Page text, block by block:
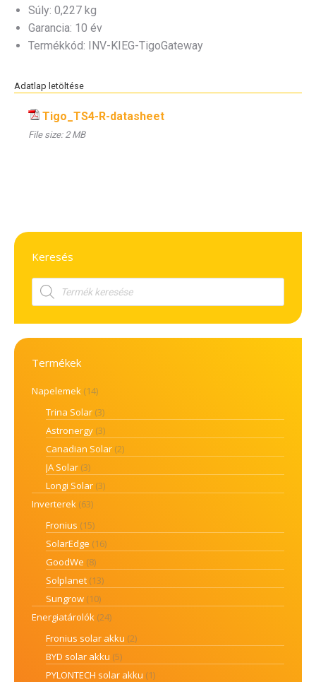
Súly: 0,227 kg
Garancia: 10 év
Termékkód: INV-KIEG-TigoGateway
Adatlap letöltése
Tigo_TS4-R-datasheet
File size:2 MB
Keresés
Products
search
Termékek
Napelemek (14)
Trina Solar (3)
Astronergy (3)
Canadian Solar (2)
JA Solar (3)
Longi Solar (3)
Inverterek (63)
Fronius (15)
SolarEdge (16)
GoodWe (8)
Solplanet (13)
Sungrow (10)
Energiatárolók (24)
Fronius solar akku (2)
BYD solar akku (5)
PYLONTECH solar akku (1)